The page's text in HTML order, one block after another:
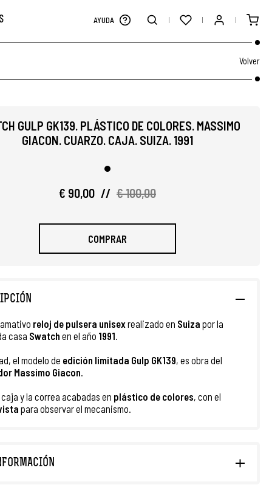
AYUDA
Volver
GULP GK139. PLÁSTICO DE COLORES. MASSIMO
GIACON. CUARZO. CAJA. SUIZA. 1991
€ 90,00 // € 100,00
COMPRAR
reloj de pulsera unisexrealizado en Suiza por la
casa Swatch en el año 1991.
el modelo de edición limitada Gulp GK139, es obra del
Massimo Giacon.
y la correa acabadas en plástico de colores, con el
para observar el mecanismo.